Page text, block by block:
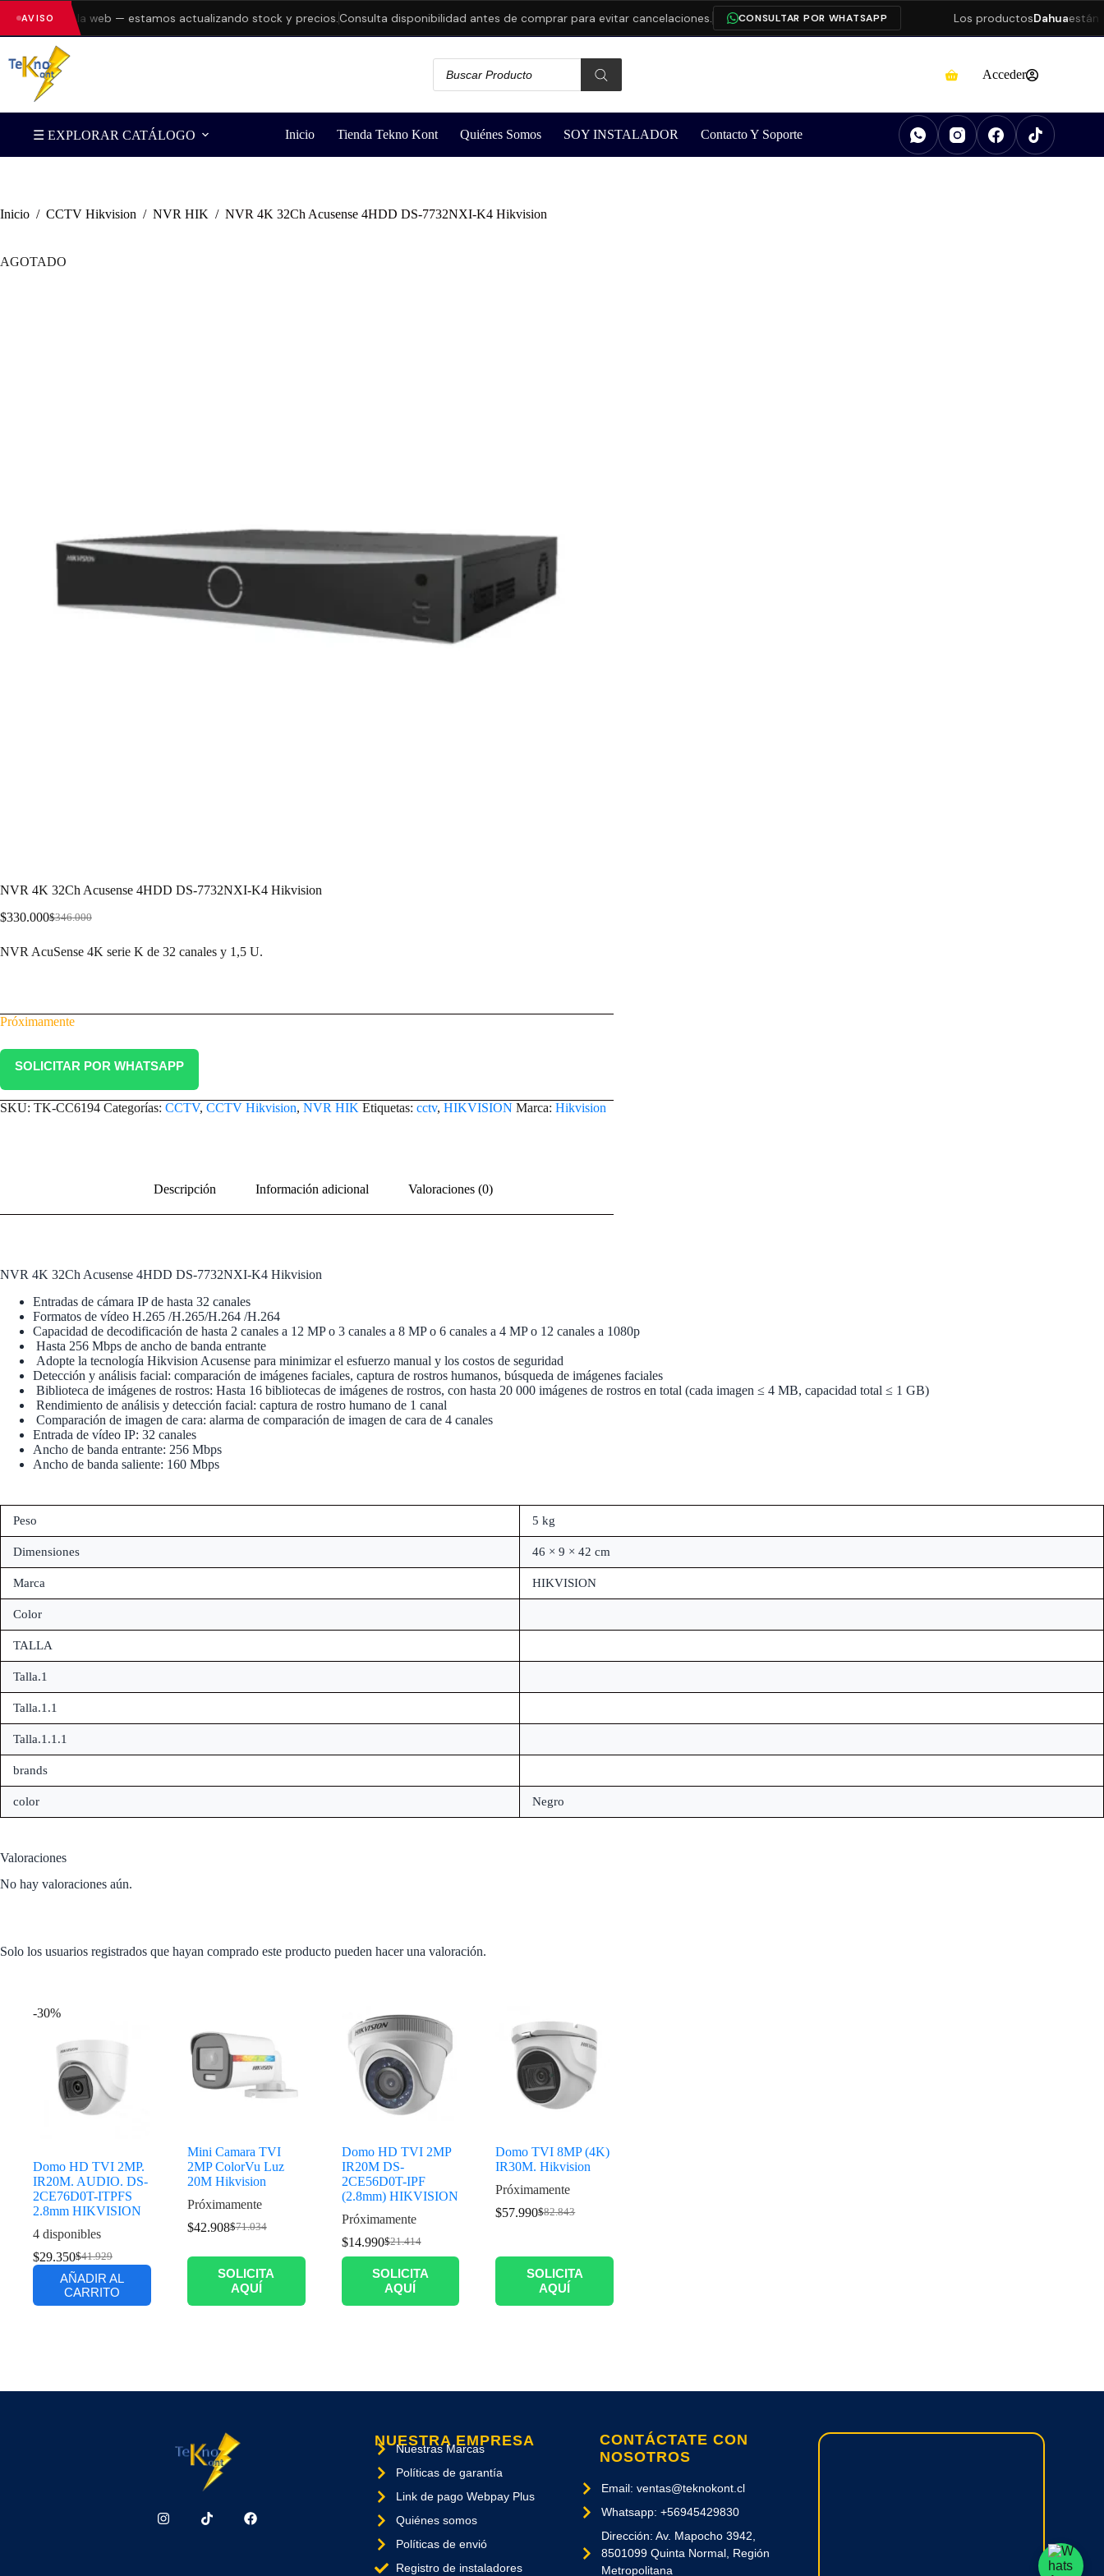
AVISOen la web — estamos actualizando stock y precios.Consulta disponibilidad antes de comprar para evitar cancelaciones. CONSULTAR POR WHATSAPP Los productosDahuaestán
Acceder
☰ EXPLORAR CATÁLOGO Inicio Tienda Tekno Kont Quiénes Somos SOY INSTALADOR Contacto Y Soporte
Inicio / CCTV Hikvision / NVR HIK / NVR 4K 32Ch Acusense 4HDD DS-7732NXI-K4 Hikvision
AGOTADO
NVR 4K 32Ch Acusense 4HDD DS-7732NXI-K4 Hikvision
$346.000
$330.000
NVR AcuSense 4K serie K de 32 canales y 1,5 U.
Próximamente
SOLICITAR POR WHATSAPP
SKU: TK-CC6194 Categorías: CCTV, CCTV Hikvision, NVR HIK Etiquetas: cctv, HIKVISION Marca: Hikvision
Descripción Información adicional Valoraciones (0)
NVR 4K 32Ch Acusense 4HDD DS-7732NXI-K4 Hikvision
Entradas de cámara IP de hasta 32 canales
Formatos de vídeo H.265 /H.265/H.264 /H.264
Capacidad de decodificación de hasta 2 canales a 12 MP o 3 canales a 8 MP o 6 canales a 4 MP o 12 canales a 1080p
Hasta 256 Mbps de ancho de banda entrante
Adopte la tecnología Hikvision Acusense para minimizar el esfuerzo manual y los costos de seguridad
Detección y análisis facial: comparación de imágenes faciales, captura de rostros humanos, búsqueda de imágenes faciales
Biblioteca de imágenes de rostros: Hasta 16 bibliotecas de imágenes de rostros, con hasta 20 000 imágenes de rostros en total (cada imagen ≤ 4 MB, capacidad total ≤ 1 GB)
Rendimiento de análisis y detección facial: captura de rostro humano de 1 canal
Comparación de imagen de cara: alarma de comparación de imagen de cara de 4 canales
Entrada de vídeo IP: 32 canales
Ancho de banda entrante: 256 Mbps
Ancho de banda saliente: 160 Mbps
Peso 5 kg
Dimensiones 46 × 9 × 42 cm
Marca HIKVISION
Color
TALLA
Talla.1
Talla.1.1
Talla.1.1.1
brands
color Negro
Valoraciones
No hay valoraciones aún.
Solo los usuarios registrados que hayan comprado este producto pueden hacer una valoración.
-30%
Domo HD TVI 2MP.
IR20M. AUDIO. DS-
2CE76D0T-ITPFS
2.8mm HIKVISION
4 disponibles
$41.929
$29.350
AÑADIR AL
CARRITO
Mini Camara TVI
2MP ColorVu Luz
20M Hikvision
Próximamente
$71.034
$42.908
SOLICITA
AQUÍ
Domo HD TVI 2MP
IR20M DS-
2CE56D0T-IPF
(2.8mm) HIKVISION
Próximamente
$21.414
$14.990
SOLICITA
AQUÍ
Domo TVI 8MP (4K)
IR30M. Hikvision
Próximamente
$82.843
$57.990
SOLICITA
AQUÍ
NUESTRA EMPRESA
Nuestras Marcas
Políticas de garantía
Link de pago Webpay Plus
Quiénes somos
Políticas de envió
Registro de instaladores
CONTÁCTATE CON
NOSOTROS
Email: ventas@teknokont.cl
Whatsapp: +56945429830
Dirección: Av. Mapocho 3942,
8501099 Quinta Normal, Región
Metropolitana